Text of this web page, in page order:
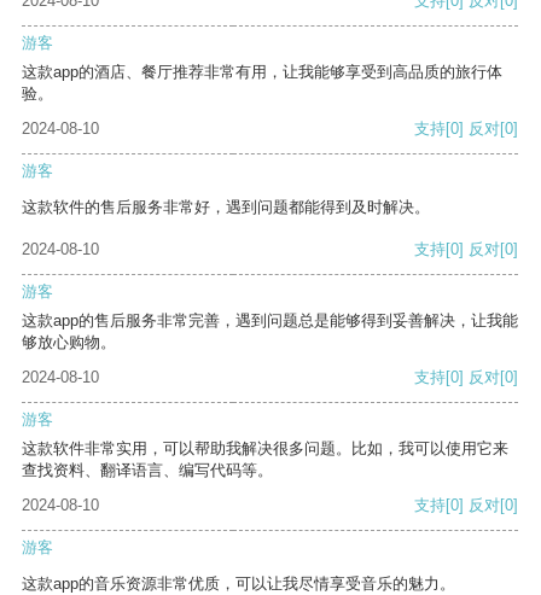
游客
这款app的酒店、餐厅推荐非常有用，让我能够享受到高品质的旅行体
验。
2024-08-10
支持[0] 反对[0]
游客
这款软件的售后服务非常好，遇到问题都能得到及时解决。
2024-08-10 支持[0] 反对[0]
游客
这款app的售后服务非常完善，遇到问题总是能够得到妥善解决，让我能
够放心购物。
2024-08-10
支持[0] 反对[0]
游客
这款软件非常实用，可以帮助我解决很多问题。比如，我可以使用它来
查找资料、翻译语言、编写代码等。
2024-08-10
支持[0] 反对[0]
游客
这款app的音乐资源非常优质，可以让我尽情享受音乐的魅力。